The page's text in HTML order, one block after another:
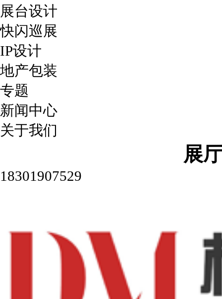
展台设计
快闪巡展
IP设计
地产包装
专题
新闻中心
关于我们
展
18301907529